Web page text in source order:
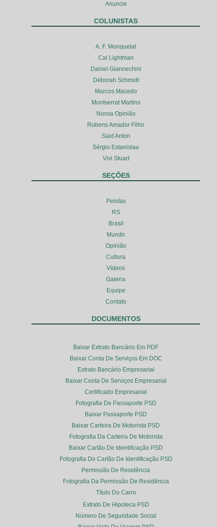
Anuncie
COLUNISTAS
A. F. Monquelat
Cal Lightman
Daniel Giannechini
Déborah Schmidt
Marcos Macedo
Montserrat Martins
Nossa Opinião
Rubens Amador Filho
Said Anton
Sérgio Estanislau
Vivi Stuart
SEÇÕES
Pelotas
RS
Brasil
Mundo
Opinião
Cultura
Vídeos
Galeria
Equipe
Contato
DOCUMENTOS
Baixar Extrato Bancário Em PDF
Baixar Conta De Serviços Em DOC
Extrato Bancário Empresarial
Baixar Conta De Serviços Empresarial
Certificado Empresarial
Fotografia De Passaporte PSD
Baixar Passaporte PSD
Baixar Carteira De Motorista PSD
Fotografia Da Carteira De Motorista
Baixar Cartão De Identificação PSD
Fotografia Do Cartão De Identificação PSD
Permissão De Residência
Fotografia Da Permissão De Residência
Título Do Carro
Extrato De Hipoteca PSD
Número De Seguridade Social